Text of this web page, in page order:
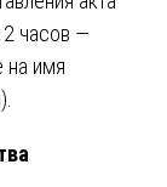
2 часов —
на имя